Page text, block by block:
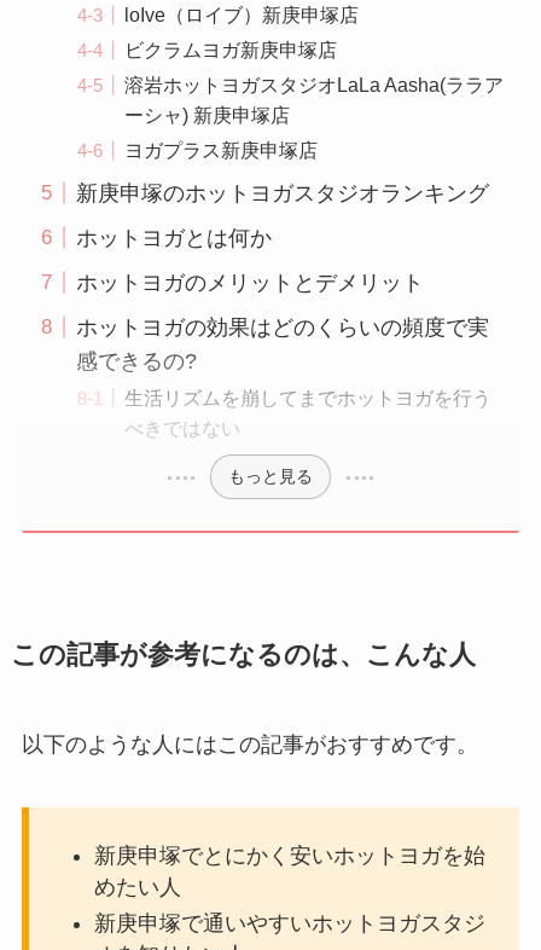
loIve（ロイブ）新庚申塚店
ビクラムヨガ新庚申塚店
溶岩ホットヨガスタジオLaLa Aasha(ララア
ーシャ) 新庚申塚店
ヨガプラス新庚申塚店
新庚申塚のホットヨガスタジオランキング
ホットヨガとは何か
ホットヨガのメリットとデメリット
ホットヨガの効果はどのくらいの頻度で実
感できるの?
生活リズムを崩してまでホットヨガを行う
べきではない
もっと見る
この記事が参考になるのは、こんな人
以下のような人にはこの記事がおすすめです。
新庚申塚でとにかく安いホットヨガを始
めたい人
新庚申塚で通いやすいホットヨガスタジ